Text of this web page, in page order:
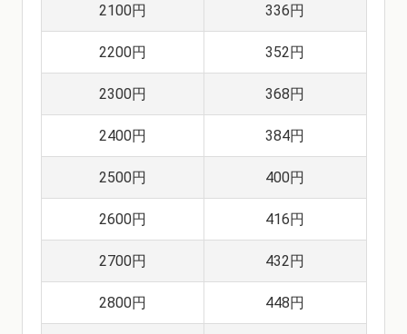
2100円 336円
2200円 352円
2300円 368円
2400円 384円
2500円 400円
2600円 416円
2700円 432円
2800円 448円